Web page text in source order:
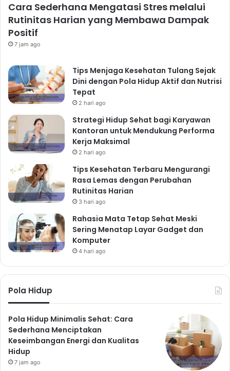
Cara Sederhana Mengatasi Stres melalui
Rutinitas Harian yang Membawa Dampak
Positif
7 jam ago
Tips Menjaga Kesehatan Tulang Sejak
Dini dengan Pola Hidup Aktif dan Nutrisi
Tepat
2 hari ago
Strategi Hidup Sehat bagi Karyawan
Kantoran untuk Mendukung Performa
Kerja Maksimal
2 hari ago
Tips Kesehatan Terbaru Mengurangi
Rasa Lemas dengan Perubahan
Rutinitas Harian
3 hari ago
Rahasia Mata Tetap Sehat Meski
Sering Menatap Layar Gadget dan
Komputer
4 hari ago
Pola Hidup
Pola Hidup Minimalis Sehat: Cara
Sederhana Menciptakan
Keseimbangan Energi dan Kualitas
Hidup
7 jam ago